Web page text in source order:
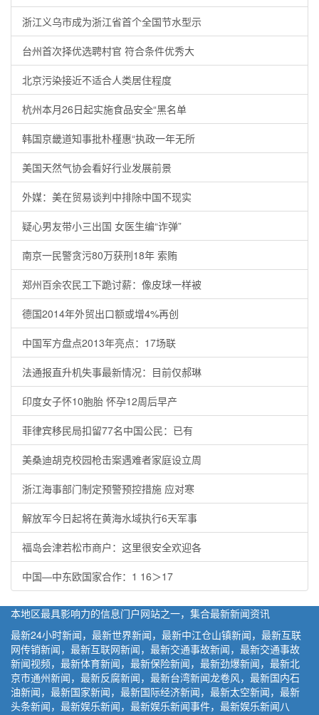
浙江义乌市成为浙江省首个全国节水型示
台州首次择优选聘村官 符合条件优秀大
北京污染接近不适合人类居住程度
杭州本月26日起实施食品安全“黑名单
韩国京畿道知事批朴槿惠“执政一年无所
美国天然气协会看好行业发展前景
外媒：美在贸易谈判中排除中国不现实
疑心男友带小三出国 女医生编“诈弹”
南京一民警贪污80万获刑18年 索贿
郑州百余农民工下跪讨薪：像皮球一样被
德国2014年外贸出口额或增4%再创
中国军方盘点2013年亮点：17场联
法通报直升机失事最新情况：目前仅郝琳
印度女子怀10胞胎 怀孕12周后早产
菲律宾移民局扣留77名中国公民：已有
美桑迪胡克校园枪击案遇难者家庭设立周
浙江海事部门制定预警预控措施 应对寒
解放军今日起将在黄海水域执行6天军事
福岛会津若松市商户：这里很安全欢迎各
中国—中东欧国家合作：1 16＞17
本地区最具影响力的信息门户网站之一，集合最新新闻资讯
最新24小时新闻，最新世界新闻，最新中江仓山镇新闻，最新互联
网传销新闻，最新互联网新闻，最新交通事故新闻，最新交通事故
新闻视频，最新体育新闻，最新保险新闻，最新劲爆新闻，最新北
京市通州新闻，最新反腐新闻，最新台湾新闻龙卷风，最新国内石
油新闻，最新国家新闻，最新国际经济新闻，最新太空新闻，最新
头条新闻，最新娱乐新闻，最新娱乐新闻事件，最新娱乐新闻八